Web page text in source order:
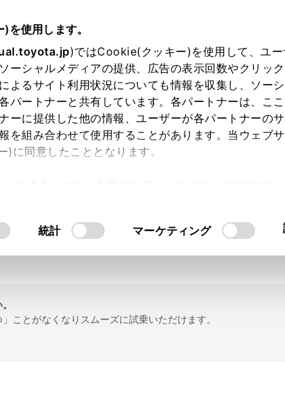
使用します。
)ではCookie(クッキー)を使用して、ユー
ーシャルメディアの提供、広告の表示回数やクリッ
よるサイト利用状況についても情報を収集し、ソー
パートナーと共有しています。各パートナーは、こ
ーに提供した他の情報、ユーザーが各パートナーの
を組み合わせて使用することがあります。当ウェブ
に同意したこととなります。
統計 マーケティング
ことがなくなりスムーズに試乗いただけます。